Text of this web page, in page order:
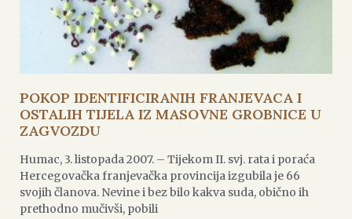
POKOP IDENTIFICIRANIH FRANJEVACA I
OSTALIH TIJELA IZ MASOVNE GROBNICE U
ZAGVOZDU
Humac, 3. listopada 2007. – Tijekom II. svj. rata i poraća
Hercegovačka franjevačka provincija izgubila je 66
svojih članova. Nevine i bez bilo kakva suda, obično ih
prethodno mučivši, pobili